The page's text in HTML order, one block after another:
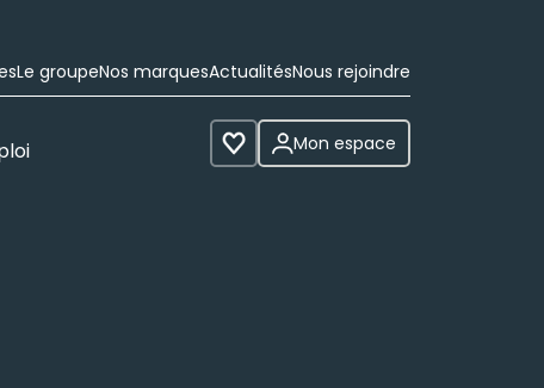
Le groupeNos marquesActualitésNous rejoindre
Voir les favoris
Mon espace